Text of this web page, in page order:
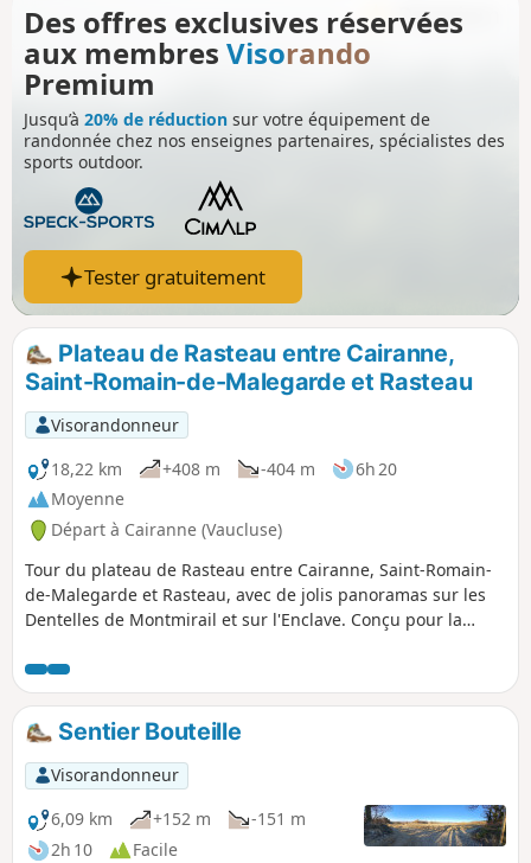
Des offres exclusives réservées
aux membres Visorando
Premium
Jusqu’à 20% de réduction sur votre équipement de
randonnée chez nos enseignes partenaires, spécialistes des
sports outdoor.
Tester gratuitement
Plateau de Rasteau entre Cairanne,
Saint-Romain-de-Malegarde et Rasteau
Visorandonneur
18,22 km
+408 m -404 m
6h 20
Moyenne
Départ à Cairanne (Vaucluse)
Tour du plateau de Rasteau entre Cairanne, Saint-Romain-
de-Malegarde et Rasteau, avec de jolis panoramas sur les
Dentelles de Montmirail et sur l'Enclave. Conçu pour la
heures.
Sentier Bouteille
Visorandonneur
6,09 km
+152 m
-151 m
2h 10
Facile